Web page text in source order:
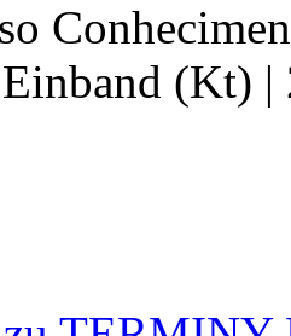
(Kt) |